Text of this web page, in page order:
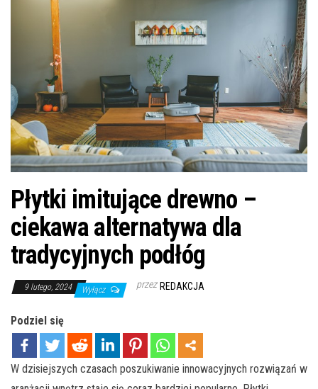
Płytki imitujące drewno –
ciekawa alternatywa dla
tradycyjnych podłóg
9 lutego, 2024 Wyłącz przez REDAKCJA
Podziel się
W dzisiejszych czasach poszukiwanie innowacyjnych rozwiązań w